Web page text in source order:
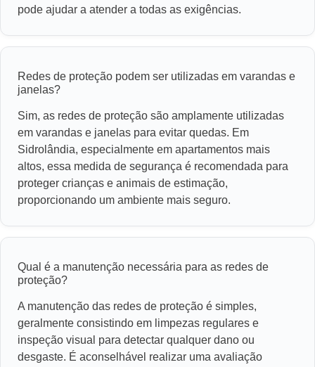
pode ajudar a atender a todas as exigências.
Redes de proteção podem ser utilizadas em varandas e
janelas?
Sim, as redes de proteção são amplamente utilizadas
em varandas e janelas para evitar quedas. Em
Sidrolândia, especialmente em apartamentos mais
altos, essa medida de segurança é recomendada para
proteger crianças e animais de estimação,
proporcionando um ambiente mais seguro.
Qual é a manutenção necessária para as redes de
proteção?
A manutenção das redes de proteção é simples,
geralmente consistindo em limpezas regulares e
inspeção visual para detectar qualquer dano ou
desgaste. É aconselhável realizar uma avaliação